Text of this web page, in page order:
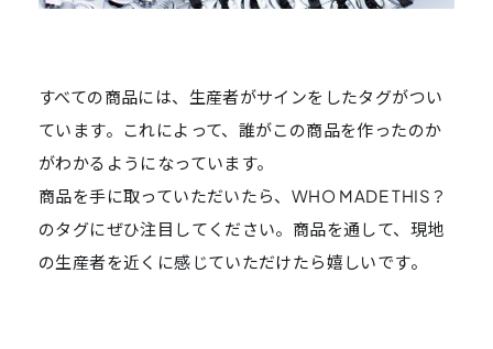
すべての商品には、生産者がサインをしたタグがつい
ています。これによって、誰がこの商品を作ったのか
がわかるようになっています。
商品を手に取っていただいたら、WHO MADE THIS？
のタグにぜひ注目してください。商品を通して、現地
の生産者を近くに感じていただけたら嬉しいです。